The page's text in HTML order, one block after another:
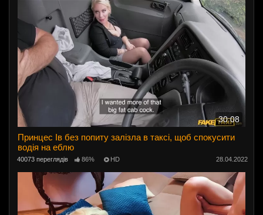
30:08
Принцес Ів без попиту залізла в таксі, щоб спокусити
водія на еблю
40073 переглядів 86% HD 28.04.2022